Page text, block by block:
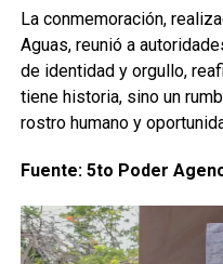
La conmemoración,
Aguas, reunió a
de identidad y orgullo,
tiene historia, sino un
rostro humano y
Fuente: 5to Poder